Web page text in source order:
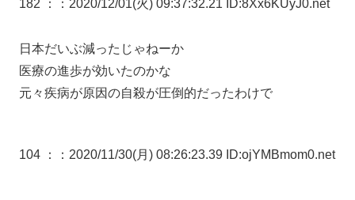
182 ： ：2020/12/01(火) 09:37:32.21 ID:8Xx6KUyJ0.net
日本だいぶ減ったじゃねーか
医療の進歩が効いたのかな
元々疾病が原因の自殺が圧倒的だったわけで
104 ： ：2020/11/30(月) 08:26:23.39 ID:ojYMBmom0.net